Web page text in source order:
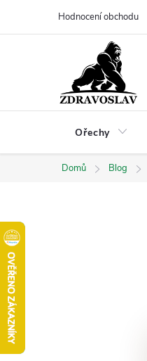
Hodnocení obchodu
Ořechy
Domů Blog